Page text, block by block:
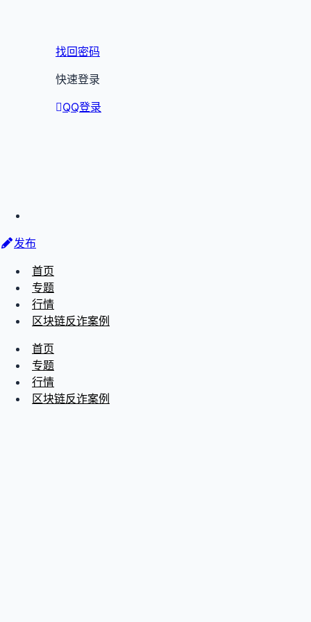
找回密码
快速登录
QQ登录
发布
首页
专题
行情
区块链反诈案例
首页
专题
行情
区块链反诈案例